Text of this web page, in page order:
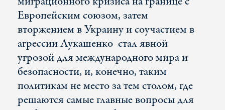
Европейским союзом, затем
вторжением в Украину и соучастием в
агрессии Лукашенко стал явной
угрозой для международного мира и
безопасности, и, конечно, таким
политикам не место за тем столом, где
решаются самые главные вопросы для